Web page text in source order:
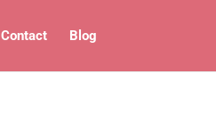
Contact Blog